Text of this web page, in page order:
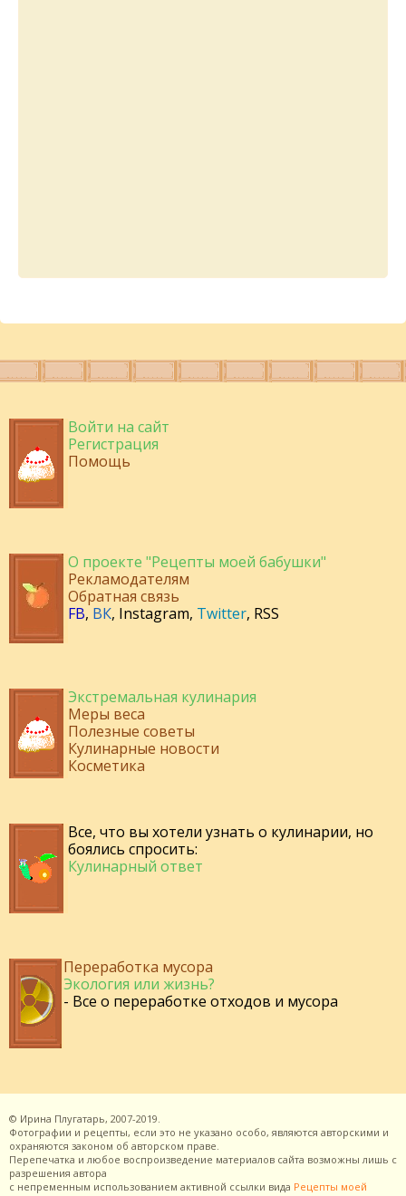
Войти на сайт
Регистрация
Помощь
О проекте "Рецепты моей бабушки"
Рекламодателям
Обратная связь
FB, ВК, Instagram, Twitter, RSS
Экстремальная кулинария
Меры веса
Полезные советы
Кулинарные новости
Косметика
Все, что вы хотели узнать о кулинарии, но
боялись спросить:
Кулинарный ответ
Переработка мусора
Экология или жизнь?
- Все о переработке отходов и мусора
© Ирина Плугатарь, 2007-2019.
Фотографии и рецепты, если это не указано особо, являются авторскими и
охраняются законом об авторском праве.
Перепечатка и любое воспроизведение материалов сайта возможны лишь с
разрешения автора
с непременным использованием активной ссылки вида Рецепты моей